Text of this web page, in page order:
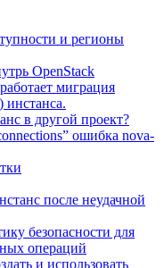
и регионы
OpenStack
миграция
инстанса.
в другой проект?
ошибка nova-
после неудачной
безопасности для
операций
и использовать